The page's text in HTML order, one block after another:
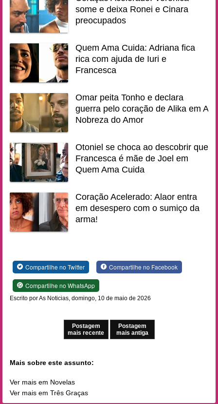
some e deixa Ronei e Cinara
preocupados
Quem Ama Cuida: Adriana fica
rica com ajuda de Iuri e
Francesca
Omar peita Tonho e declara
guerra pelo coração de Alika em A
Nobreza do Amor
Otoniel se choca ao descobrir que
Francesca é mãe de Joel em
Quem Ama Cuida
Coração Acelerado: Alaor entra
em desespero com o sumiço da
arma!
Compartilhe no Twitter Compartilhe no Facebook
Compartilhe no WhatsApp
Escrito por As Noticias, domingo, 10 de maio de 2026
Postagem
mais recente
Postagem
mais antiga
Mais sobre este assunto:
Ver mais em Novelas
Ver mais em Três Graças